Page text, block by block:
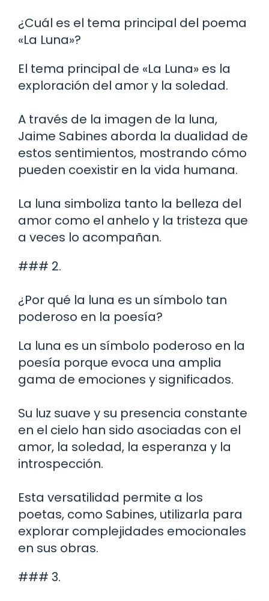
¿Cuál es el tema principal del poema
«La Luna»?
El tema principal de «La Luna» es la
exploración del amor y la soledad.
A través de la imagen de la luna,
Jaime Sabines aborda la dualidad de
estos sentimientos, mostrando cómo
pueden coexistir en la vida humana.
La luna simboliza tanto la belleza del
amor como el anhelo y la tristeza que
a veces lo acompañan.
### 2.
¿Por qué la luna es un símbolo tan
poderoso en la poesía?
La luna es un símbolo poderoso en la
poesía porque evoca una amplia
gama de emociones y significados.
Su luz suave y su presencia constante
en el cielo han sido asociadas con el
amor, la soledad, la esperanza y la
introspección.
Esta versatilidad permite a los
poetas, como Sabines, utilizarla para
explorar complejidades emocionales
en sus obras.
### 3.